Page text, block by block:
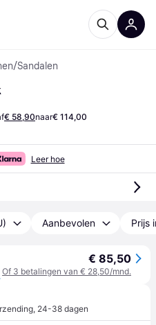
/Sandalen
€ 58,90naar€ 114,00
Leer hoe
Aanbevolen Prijs
Poliester
€ 85,50
Of 3 betalingen van € 28,50/mnd.
, 24-38 dagen